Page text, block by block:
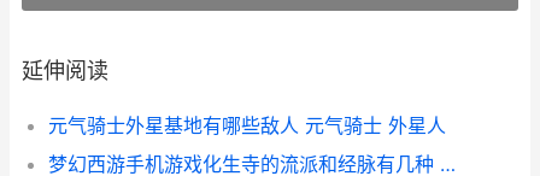
延伸阅读
元气骑士外星基地有哪些敌人 元气骑士 外星人
梦幻西游手机游戏化生寺的流派和经脉有几种 梦幻西游手机游苹果